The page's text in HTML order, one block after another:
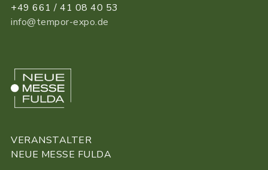
+49 661 / 41 08 40 53
info@tempor-expo.de
VERANSTALTER
NEUE MESSE FULDA